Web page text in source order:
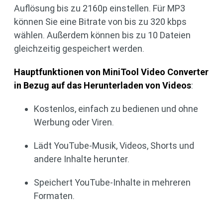
Auflösung bis zu 2160p einstellen. Für MP3
können Sie eine Bitrate von bis zu 320 kbps
wählen. Außerdem können bis zu 10 Dateien
gleichzeitig gespeichert werden.
Hauptfunktionen von MiniTool Video Converter
in Bezug auf das Herunterladen von Videos:
Kostenlos, einfach zu bedienen und ohne
Werbung oder Viren.
Lädt YouTube-Musik, Videos, Shorts und
andere Inhalte herunter.
Speichert YouTube-Inhalte in mehreren
Formaten.